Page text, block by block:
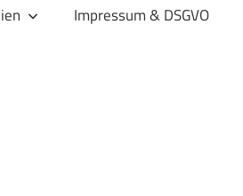
Impressum & DSGVO